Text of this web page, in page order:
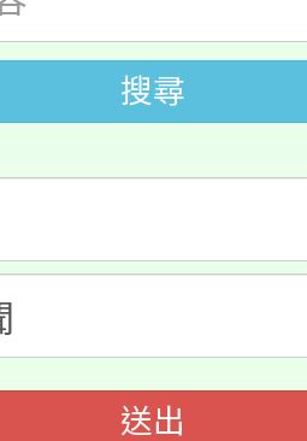
園市運動會8/
游泳池舉行。
收入戶享有免
，詳情可洽有
能研習
教育及科技中
習
活教案入校路
搜尋
送出